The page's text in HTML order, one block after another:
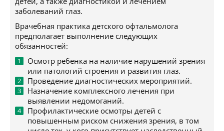
заболеваний глаз.
Врачебная практика детского офтальмолога
предполагает выполнение следующих
обязанностей:
Осмотр ребенка на наличие нарушений зрения
или патологий строения и развития глаз.
Проведение диагностических мероприятий.
Назначение комплексного лечения при
выявлении недомоганий.
Профилактические осмотры детей с
повышенным риском снижения зрения, в том